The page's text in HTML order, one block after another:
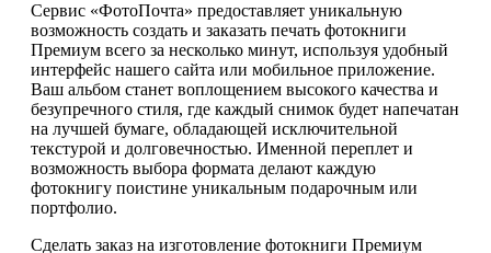
Сервис «ФотоПочта» предоставляет уникальную
возможность создать и заказать печать фотокниги
Премиум всего за несколько минут, используя удобный
интерфейс нашего сайта или мобильное приложение.
Ваш альбом станет воплощением высокого качества и
безупречного стиля, где каждый снимок будет напечатан
на лучшей бумаге, обладающей исключительной
текстурой и долговечностью. Именной переплет и
возможность выбора формата делают каждую
фотокнигу поистине уникальным подарочным или
портфолио.
Сделать заказ на изготовление фотокниги Премиум